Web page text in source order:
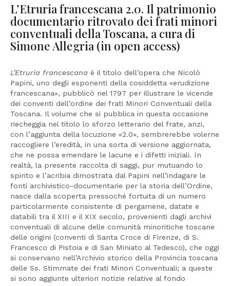
L’Etruria francescana 2.0. Il patrimonio
documentario ritrovato dei frati minori
conventuali della Toscana, a cura di
Simone Allegria (in open access)
L’Etruria francescana è il titolo dell’opera che Nicolò
Papini, uno degli esponenti della cosiddetta «erudizione
francescana», pubblicò nel 1797 per illustrare le vicende
dei conventi dell’ordine dei frati Minori Conventuali della
Toscana. Il volume che si pubblica in questa occasione
riecheggia nel titolo lo sforzo letterario del frate, anzi,
con l’aggiunta della locuzione «2.0», sembrerebbe volerne
raccogliere l’eredità, in una sorta di versione aggiornata,
che ne possa emendare le lacune e i difetti iniziali. In
realtà, la presente raccolta di saggi, pur mutuando lo
spirito e l’acribia dimostrata dal Papini nell’indagare le
fonti archivistico-documentarie per la storia dell’Ordine,
nasce dalla scoperta pressoché fortuita di un numero
particolarmente consistente di pergamene, datate e
databili tra il XIII e il XIX secolo, provenienti dagli archivi
conventuali di alcune delle comunità minoritiche toscane
delle origini (conventi di Santa Croce di Firenze, di S.
Francesco di Pistoia e di San Miniato al Tedesco), che oggi
si conservano nell’Archivio storico della Provincia toscana
delle Ss. Stimmate dei frati Minori Conventuali; a queste
si sono aggiunte ulteriori notizie relative al fondo